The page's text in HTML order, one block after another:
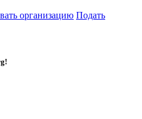
организацию Подать
!